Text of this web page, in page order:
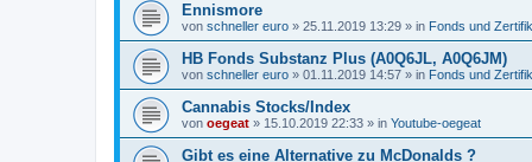
Ennismore
von schneller euro » 25.11.2019 13:29 » in Fonds und
HB Fonds Substanz Plus (A0Q6JL, A0Q6JM)
von schneller euro » 01.11.2019 14:57 » in Fonds und
Cannabis Stocks/Index
von oegeat » 15.10.2019 22:33 » in Youtube-oegeat
Gibt es eine Alternative zu McDonalds ?